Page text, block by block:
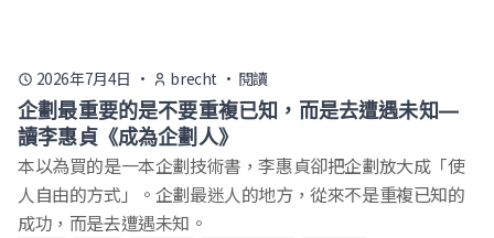
2026年7月4日 · brecht · 閱讀
企劃最重要的是不要重複已知，而是去遭遇未知—
讀李惠貞《成為企劃人》
本以為買的是一本企劃技術書，李惠貞卻把企劃放大成「使
人自由的方式」。企劃最迷人的地方，從來不是重複已知的
成功，而是去遭遇未知。